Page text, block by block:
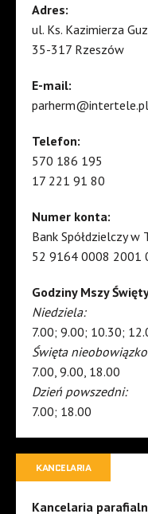
Adres:
ul. Ks. Kazimierza
35-317 Rzeszów
E-mail:
parherm@intertele.pl
Telefon:
570 186 195
17 221 91 80
Numer konta:
Bank Spółdzielczy w
52 9164 0008 2001
Godziny Mszy
Niedziela:
7.00; 9.00; 10.30;
Święta
7.00, 9.00, 18.00
Dzień powszedni:
7.00; 18.00
KANCELARIA
Kancelaria